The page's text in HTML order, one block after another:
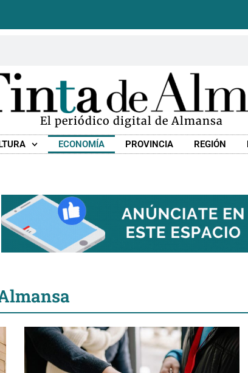
El periódico digital de Almansa
ECONOMÍA PROVINCIA REGIÓN